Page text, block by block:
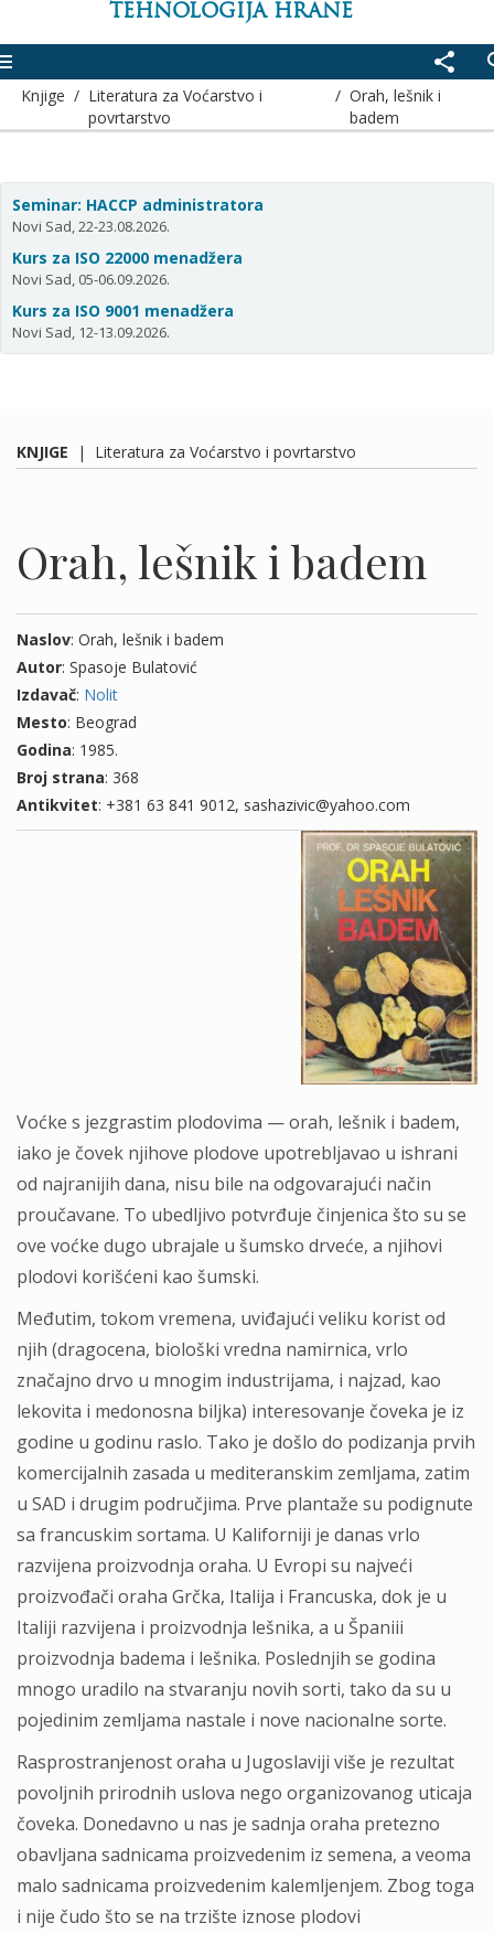
TEHNOLOGIJA HRANE
share
Knjige / Literatura za Voćarstvo i
povrtarstvo
/Orah, lešnik i
badem
Seminar: HACCP administratora
Novi Sad, 22-23.08.2026.
Kurs za ISO 22000 menadžera
Novi Sad, 05-06.09.2026.
Kurs za ISO 9001 menadžera
Novi Sad, 12-13.09.2026.
KNJIGE | Literatura za Voćarstvo i povrtarstvo
Orah, lešnik i badem
Naslov: Orah, lešnik i badem
Autor: Spasoje Bulatović
Izdavač: Nolit
Mesto: Beograd
Godina: 1985.
Broj strana: 368
Antikvitet: +381 63 841 9012, sashazivic@yahoo.com
Voćke s jezgrastim plodovima — orah, lešnik i badem,
iako je čovek njihove plodove upotrebljavao u ishrani
od najranijih dana, nisu bile na odgovarajući način
proučavane. To ubedljivo potvrđuje činjenica što su se
ove voćke dugo ubrajale u šumsko drveće, a njihovi
plodovi korišćeni kao šumski.
Međutim, tokom vremena, uviđajući veliku korist od
njih (dragocena, biološki vredna namirnica, vrlo
značajno drvo u mnogim industrijama, i najzad, kao
lekovita i medonosna biljka) interesovanje čoveka je iz
godine u godinu raslo. Tako je došlo do podizanja prvih
komercijalnih zasada u mediteranskim zemljama, zatim
u SAD i drugim područjima. Prve plantaže su podignute
sa francuskim sortama. U Kaliforniji je danas vrlo
razvijena proizvodnja oraha. U Evropi su najveći
proizvođači oraha Grčka, Italija i Francuska, dok je u
Italiji razvijena i proizvodnja lešnika, a u Španiii
proizvodnja badema i lešnika. Poslednjih se godina
mnogo uradilo na stvaranju novih sorti, tako da su u
pojedinim zemljama nastale i nove nacionalne sorte.
Rasprostranjenost oraha u Jugoslaviji više je rezultat
povoljnih prirodnih uslova nego organizovanog uticaja
čoveka. Donedavno u nas je sadnja oraha pretezno
obavljana sadnicama proizvedenim iz semena, a veoma
malo sadnicama proizvedenim kalemljenjem. Zbog toga
i nije čudo što se na trzište iznose plodovi